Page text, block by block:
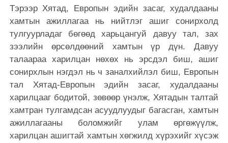
Тэрээр Хятад, Европын эдийн засаг, худалдааны
хамтын ажиллагаа нь нийтлэг ашиг сонирхолд
тулгуурладаг бөгөөд харьцангуй давуу тал, зах
зээлийн өрсөлдөөний хамтын үр дүн. Давуу
талаараа харилцан нөхөх нь эрсдэл биш, ашиг
сонирхлын нэгдэл нь ч заналхийлэл биш, Европын
тал Хятад-Европын эдийн засаг, худалдааны
харилцааг бодитой, зөвөөр үнэлж, Хятадын талтай
хамтран тулгамдсан асуудлуудыг багасган, хамтын
ажиллагааны боломжийг улам өргөжүүлж,
харилцан ашигтай хамтын хөгжилд хүрэхийг хүсэж